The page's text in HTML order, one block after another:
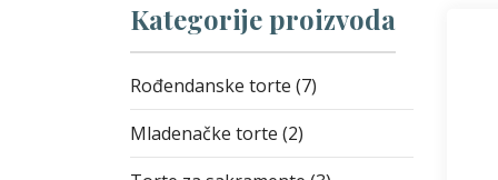
Kategorije proizvoda
Rođendanske torte (7)
Mladenačke torte (2)